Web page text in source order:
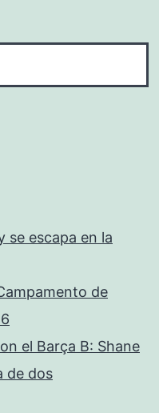
se escapa en la
de
el Barça B: Shane
de dos